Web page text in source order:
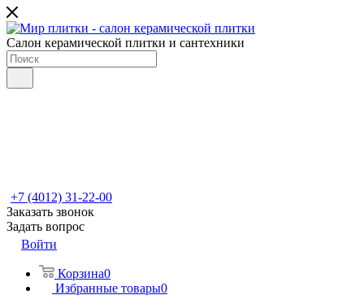
Салон керамической плитки и сантехники
+7 (4012) 31-22-00
Заказать звонок
Задать вопрос
Войти
Корзина0
Избранные товары0